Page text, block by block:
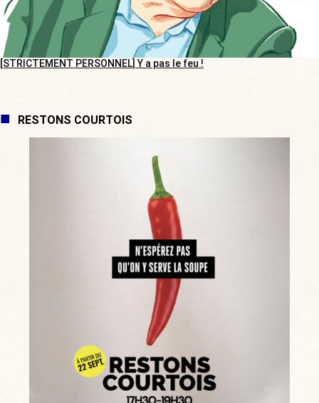
[STRICTEMENT PERSONNEL] Y a pas le feu !
RESTONS COURTOIS